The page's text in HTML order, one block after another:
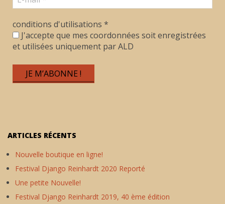
conditions d'utilisations *
J'accepte que mes coordonnées soit enregistrées
et utilisées uniquement par ALD
ARTICLES RÉCENTS
Nouvelle boutique en ligne!
Festival Django Reinhardt 2020 Reporté
Une petite Nouvelle!
Festival Django Reinhardt 2019, 40 ème édition